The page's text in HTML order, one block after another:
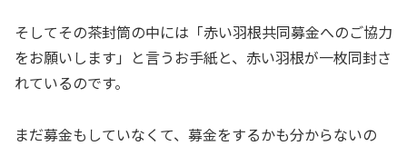
そしてその茶封筒の中には「赤い羽根共同募金へのご協力
をお願いします」と言うお手紙と、赤い羽根が一枚同封さ
れているのです。
まだ募金もしていなくて、募金をするかも分からないの